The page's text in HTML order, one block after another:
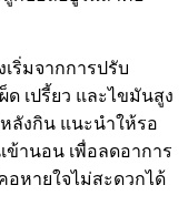
ริ่มจากการปรับ
ด เปรี้ยว และไขมันสูง
ลังกิน แนะนำให้รอ
ข้านอน เพื่อลดอาการ
อหายใจไม่สะดวกได้